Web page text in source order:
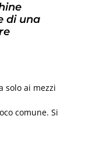
di una
solo ai mezzi
comune. Si